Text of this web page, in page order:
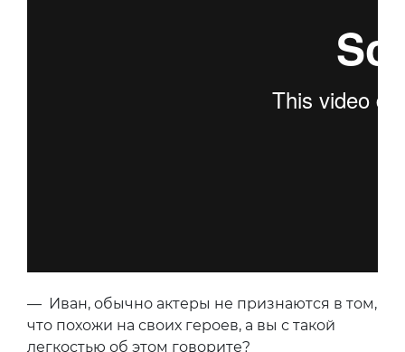
— Иван, обычно актеры не признаются в том,
что похожи на своих героев, а вы с такой
легкостью об этом говорите?